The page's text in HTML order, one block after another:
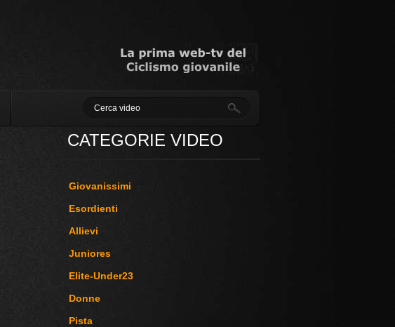
CATEGORIE VIDEO
Giovanissimi
Esordienti
Allievi
Juniores
Elite-Under23
Donne
Pista